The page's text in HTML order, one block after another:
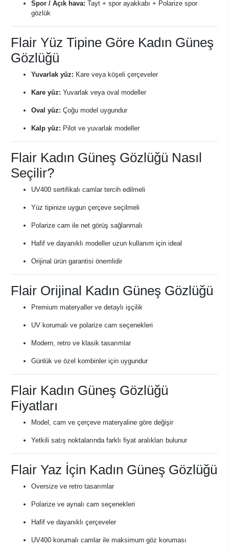
Spor / Açık hava: Tayt + spor ayakkabı + Polarize spor
gözlük
Flair Yüz Tipine Göre Kadın Güneş
Gözlüğü
Yuvarlak yüz: Kare veya köşeli çerçeveler
Kare yüz: Yuvarlak veya oval modeller
Oval yüz: Çoğu model uygundur
Kalp yüz: Pilot ve yuvarlak modeller
Flair Kadın Güneş Gözlüğü Nasıl
Seçilir?
UV400 sertifikalı camlar tercih edilmeli
Yüz tipinize uygun çerçeve seçilmeli
Polarize cam ile net görüş sağlanmalı
Hafif ve dayanıklı modeller uzun kullanım için ideal
Orijinal ürün garantisi önemlidir
Flair Orijinal Kadın Güneş Gözlüğü
Premium materyaller ve detaylı işçilik
UV korumalı ve polarize cam seçenekleri
Modern, retro ve klasik tasarımlar
Günlük ve özel kombinler için uygundur
Flair Kadın Güneş Gözlüğü
Fiyatları
Model, cam ve çerçeve materyaline göre değişir
Yetkili satış noktalarında farklı fiyat aralıkları bulunur
Flair Yaz İçin Kadın Güneş Gözlüğü
Oversize ve retro tasarımlar
Polarize ve aynalı cam seçenekleri
Hafif ve dayanıklı çerçeveler
UV400 korumalı camlar ile maksimum göz koruması